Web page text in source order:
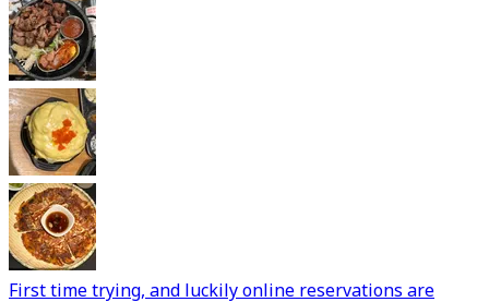
First time trying, and luckily online reservations are